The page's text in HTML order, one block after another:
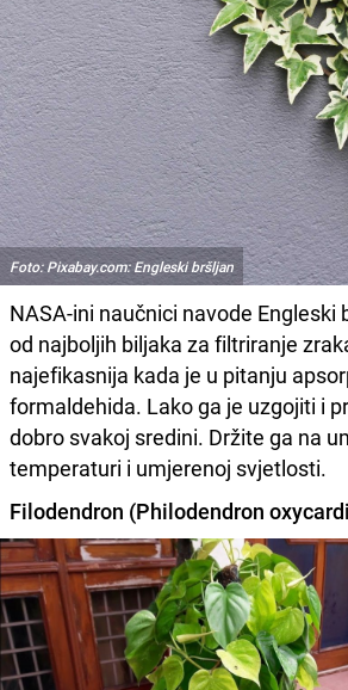
Foto: Pixabay.com: Engleski bršljan
NASA-ini naučnici navode Engleski
od najboljih biljaka za filtriranje
najefikasnija kada je u pitanju
formaldehida. Lako ga je uzgojiti i
dobro svakoj sredini. Držite ga na
temperaturi i umjerenoj svjetlosti.
Filodendron (Philodendron